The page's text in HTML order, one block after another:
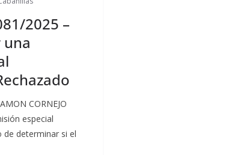
2025 –
una
CORNEJO
especial
determinar si el